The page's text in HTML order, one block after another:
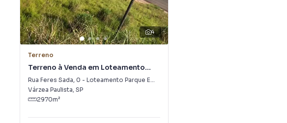
4
Terreno
Terreno à Venda em Loteamento
Parque Empresarial São Luiz
Rua Feres Sada, 0 - Loteamento Parque Empresarial São Luiz
Várzea Paulista, SP
2970m²